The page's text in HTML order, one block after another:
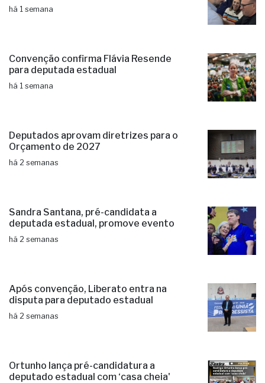
há 1 semana
Convenção confirma Flávia Resende
para deputada estadual
há 1 semana
Deputados aprovam diretrizes para o
Orçamento de 2027
há 2 semanas
Sandra Santana, pré-candidata a
deputada estadual, promove evento
há 2 semanas
Após convenção, Liberato entra na
disputa para deputado estadual
há 2 semanas
Ortunho lança pré-candidatura a
deputado estadual com ‘casa cheia'